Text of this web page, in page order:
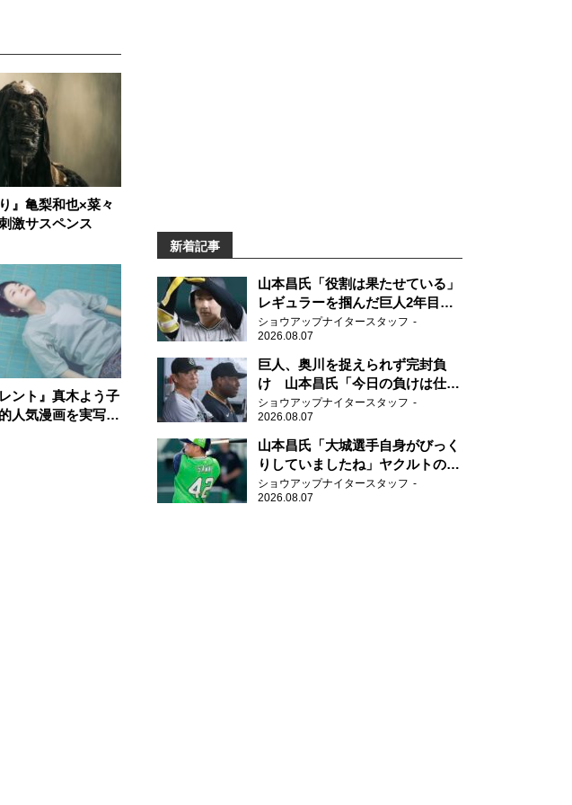
』亀梨和也×菜々
激サスペンス
ント』真木よう子
人気漫画を実写映
新着記事
山本昌氏「役割は果たせている」
レギュラーを掴んだ巨人2年目の
新人王候補
ショウアップナイタースタッフ
2026.08.07
巨人、奥川を捉えられず完封負
け 山本昌氏「今日の負けは仕方
がない」
ショウアップナイタースタッフ
2026.08.07
山本昌氏「大城選手自身がびっく
りしていましたね」ヤクルトのフ
ァースト・澤井の判断を評価
ショウアップナイタースタッフ
2026.08.07